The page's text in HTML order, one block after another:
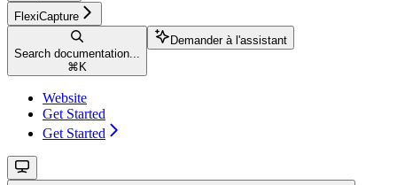
FlexiCapture
Search documentation...
⌘ K
Demander à l'assistant
Website
Get Started
Get Started